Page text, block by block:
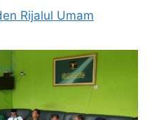
Rijalul Umam